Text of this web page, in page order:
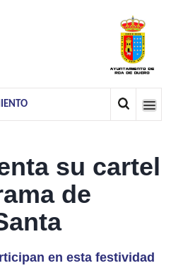
su cartel
de
en esta festividad